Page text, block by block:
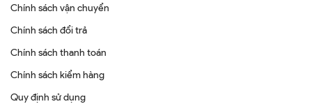
Chính sách vận chuyển
Chính sách đổi trả
Chính sách thanh toán
Chính sách kiểm hàng
Quy định sử dụng